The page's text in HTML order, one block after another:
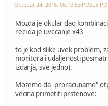
Oktobar 24, 2016, 08:10:53 POSLE
Mozda je okular dao
reci da je uvecanje x43
to je kod slike uvek problem,
monitora i udaljenosti
izdanja, sve jedno).
Mozemo da "proracunamo"
vecina primetiti prstenove: